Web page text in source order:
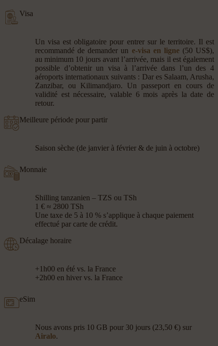
Visa
Un visa est obligatoire pour entrer sur le territoire. Il est
recommandé de demander un e-visa en ligne(50 US$),
au minimum 10 jours avant l’arrivée, mais il est également
possible d’obtenir un visa à l’arrivée dans l’un des 4
aéroports internationaux suivants : Dar es Salaam, Arusha,
Zanzibar, ou Kilimandjaro. Un passeport en cours de
validité est nécessaire, valable 6 mois après la date de
retour.
Meilleure période pour partir
Saison sèche (de janvier à février & de juin à octobre)
Monnaie
Shilling tanzanien – TZS ou TSh
1 € ≈ 2800 TSh
Une taxe de 5 à 10 % s’applique à chaque paiement
effectué par carte de crédit.
Décalage horaire
+1h00 en été vs. la France
+2h00 en hiver vs. la France
eSim
Nous avons pris 10 GB pour 30 jours (23,50 €) sur
Airalo.